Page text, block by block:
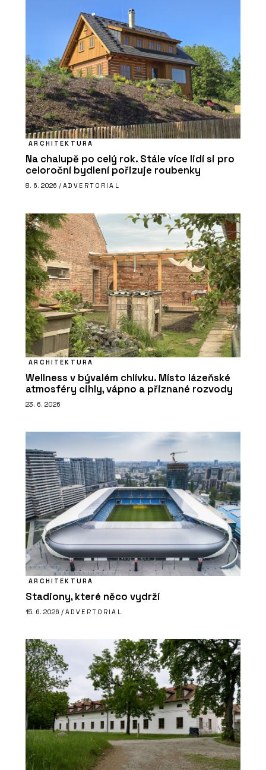
ARCHITEKTURA
Na chalupě po celý rok. Stále více lidí si pro
celoroční bydlení pořizuje roubenky
8. 6. 2026 / ADVERTORIAL
ARCHITEKTURA
Wellness v bývalém chlívku. Místo lázeňské
atmosféry cihly, vápno a přiznané rozvody
23. 6. 2026
ARCHITEKTURA
Stadiony, které něco vydrží
15. 6. 2026 / ADVERTORIAL